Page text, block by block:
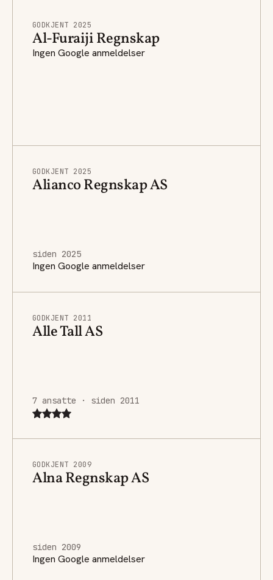
GODKJENT 2025
Al-Furaiji Regnskap
Ingen Google anmeldelser
GODKJENT 2025
Alianco Regnskap AS
siden 2025
Ingen Google anmeldelser
GODKJENT 2011
Alle Tall AS
7 ansatte · siden 2011
GODKJENT 2009
Alna Regnskap AS
siden 2009
Ingen Google anmeldelser